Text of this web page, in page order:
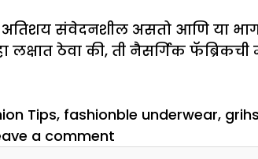
अतिशय संवेदनशील असतो आणि या
ठेवा की, ती नैसर्गिक
Tips, fashionble underwear,
a comment